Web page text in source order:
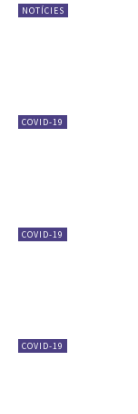
NOTÍCIES
COVID-19
COVID-19
COVID-19